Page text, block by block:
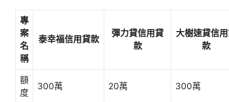
專
案
名
稱
泰幸福信用貸款
彈力貸信用貸
款
大樹速貸信
款
額
度
300萬 20萬 300萬